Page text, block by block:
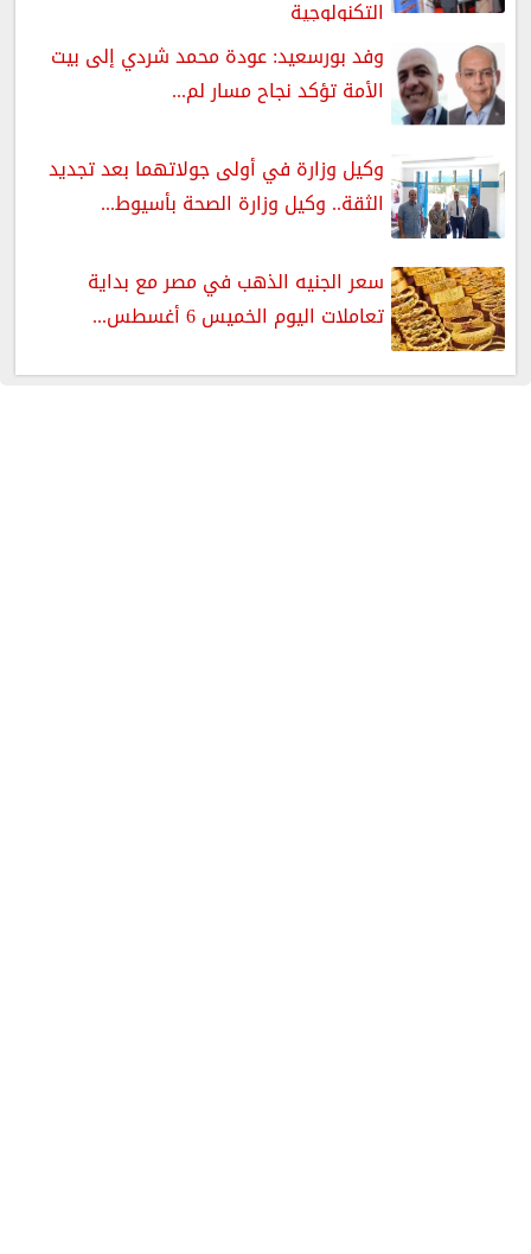
التكنولوجية
وفد بورسعيد: عودة محمد شردي إلى بيت
الأمة تؤكد نجاح مسار لم...
وكيل وزارة في أولى جولاتهما بعد تجديد
الثقة.. وكيل وزارة الصحة بأسيوط...
سعر الجنيه الذهب في مصر مع بداية
تعاملات اليوم الخميس 6 أغسطس...